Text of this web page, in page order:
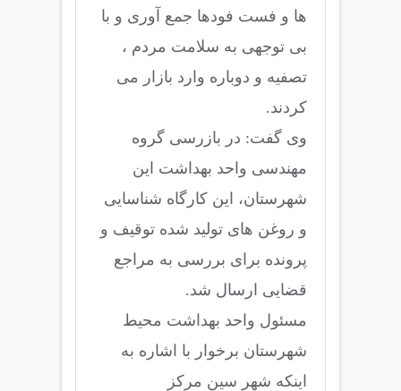
ها و فست فودها جمع آوری و با
بی توجهی به سلامت مردم ،
تصفیه و دوباره وارد بازار می
کردند.
وی گفت: در بازرسی گروه
مهندسی واحد بهداشت این
شهرستان، این کارگاه شناسایی
و روغن های تولید شده توقیف و
پرونده برای بررسی به مراجع
قضایی ارسال شد.
مسئول واحد بهداشت محیط
شهرستان برخوار با اشاره به
اینکه شهر سین مرکز